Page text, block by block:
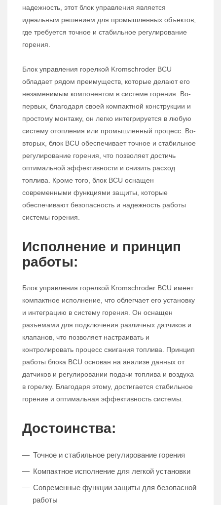
надежность, этот блок управления является
идеальным решением для промышленных объектов,
где требуется точное и стабильное регулирование
горения.
Блок управления горелкой Kromschroder BCU
обладает рядом преимуществ, которые делают его
незаменимым компонентом в системе горения. Во-
первых, благодаря своей компактной конструкции и
простому монтажу, он легко интегрируется в любую
систему отопления или промышленный процесс. Во-
вторых, блок BCU обеспечивает точное и стабильное
регулирование горения, что позволяет достичь
оптимальной эффективности и снизить расход
топлива. Кроме того, блок BCU оснащен
современными функциями защиты, которые
обеспечивают безопасность и надежность работы
системы горения.
Исполнение и принцип
работы:
Блок управления горелкой Kromschroder BCU имеет
компактное исполнение, что облегчает его установку
и интеграцию в систему горения. Он оснащен
разъемами для подключения различных датчиков и
клапанов, что позволяет настраивать и
контролировать процесс сжигания топлива. Принцип
работы блока BCU основан на анализе данных от
датчиков и регулировании подачи топлива и воздуха
в горелку. Благодаря этому, достигается стабильное
горение и оптимальная эффективность системы.
Достоинства:
Точное и стабильное регулирование горения
Компактное исполнение для легкой установки
Современные функции защиты для безопасной
работы